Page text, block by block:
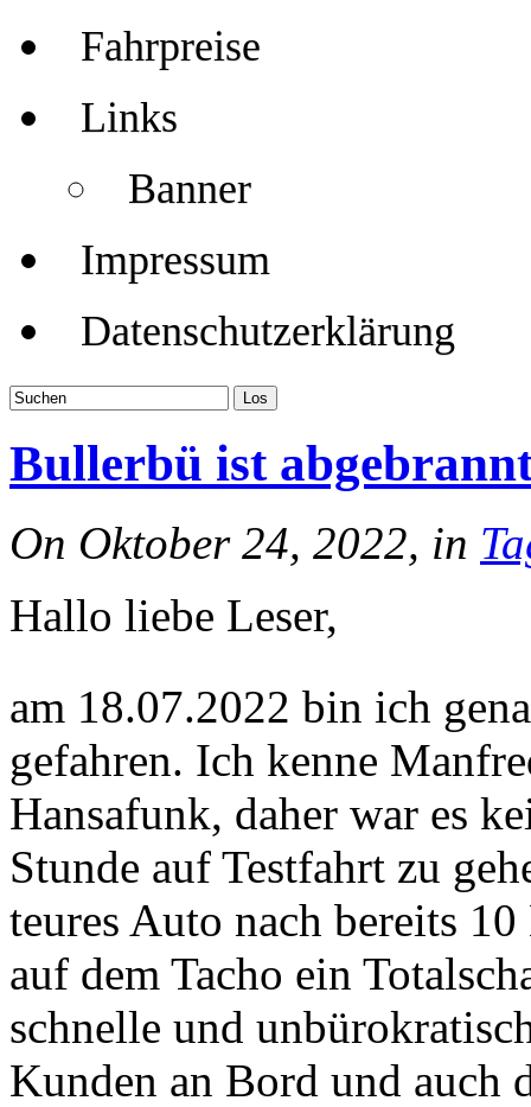
Fahrpreise
Links
Banner
Impressum
Datenschutzerklärung
Bullerbü ist
On Oktober 24, 2022, in
Hallo liebe Leser,
am 18.07.2022 bin ich
gefahren. Ich kenne
Hansafunk, daher war es
Stunde auf Testfahrt zu
teures Auto nach bereits
auf dem Tacho ein
schnelle und
Kunden an Bord und auch